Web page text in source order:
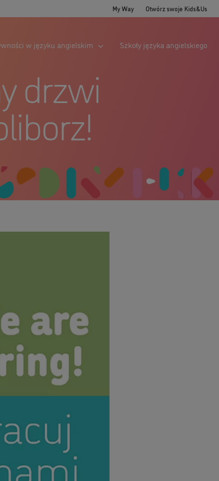
My Way Otwórz swoje Kids&Us
w języku angielskim Szkoły języka angielskiego
drzwi